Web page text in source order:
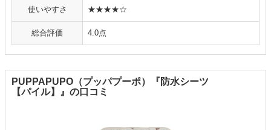
使いやすさ ★★★★☆
総合評価 4.0点
PUPPAPUPO（プッパプーポ）『防水シーツ
【パイル】』の口コミ